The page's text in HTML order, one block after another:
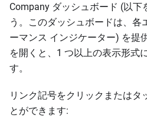
Company ダッシュボード (以下
う。このダッシュボードは、各
ーマンス インジケーター) を提
を開くと、1 つ以上の表示形式
す。
リンク記号をクリックまたはタ
とができます: